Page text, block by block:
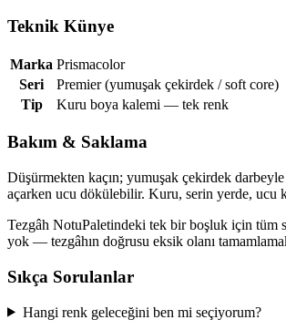
Teknik Künye
Marka Prismacolor
Seri
Premier (yumuşak çekirdek / soft core)
Tip
Kuru boya kalemi — tek renk
Bakım & Saklama
Düşürmekten kaçın; yumuşak çekirdek darbeyle
açarken ucu dökülebilir. Kuru, serin yerde, ucu
Tezgâh NotuPaletindeki tek bir boşluk için tüm
yok — tezgâhın doğrusu eksik olanı
Sıkça Sorulanlar
Hangi renk geleceğini ben mi seçiyorum?